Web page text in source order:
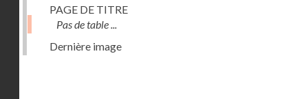
PAGE DE TITRE
Pas de table ...
Dernière image